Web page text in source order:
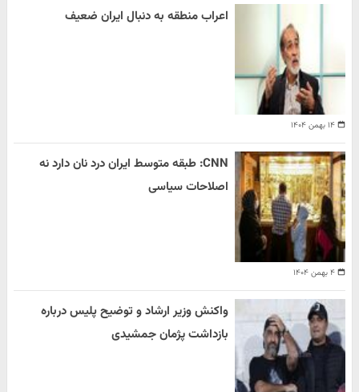
۱۴ بهمن ۱۴۰۴
اعراب منطقه به دنبال ایران ضعیف
۴ بهمن ۱۴۰۴
CNN: طبقه متوسط ایران درد نان دارد نه
اصلاحات سیاسی
واکنش وزیر ارشاد و توضیح پلیس درباره
بازداشت پژمان جمشیدی